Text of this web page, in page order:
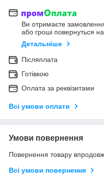
Ви отримаєте
або гроші повернуться
Детальніше
Післяплата
Готівкою
Оплата за реквізитами
Всі умови оплати
Умови повернення
Повернення товару
Всі умови повернення